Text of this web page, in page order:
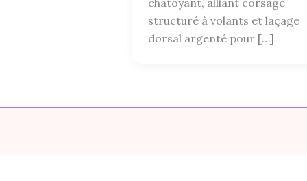
structuré à volants et laçage
dorsal argenté pour […]